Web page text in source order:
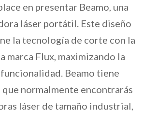
en presentar Beamo, una
láser portátil. Este diseño
la tecnología de corte con la
marca Flux, maximizando la
Beamo tiene
normalmente encontrarás
láser de tamaño industrial,